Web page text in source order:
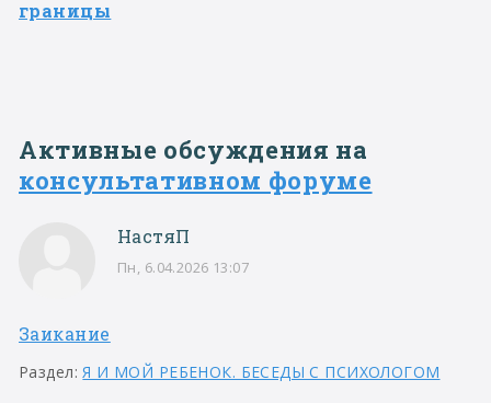
границы
Активные обсуждения на
консультативном форуме
НастяП
Пн, 6.04.2026 13:07
Заикание
Раздел:Я И МОЙ РЕБЕНОК. БЕСЕДЫ С ПСИХОЛОГОМ